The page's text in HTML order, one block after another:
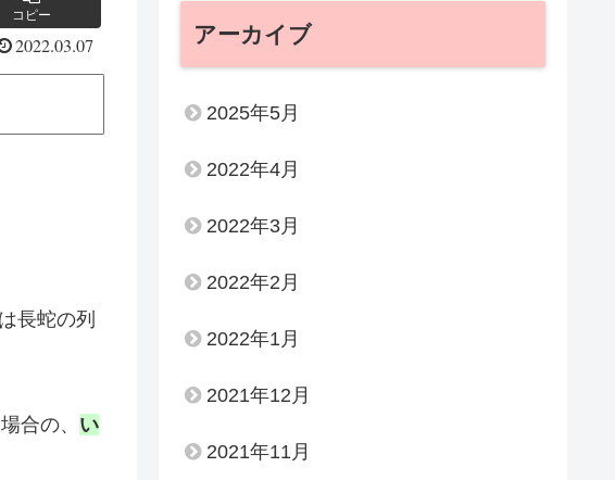
コピー
2022.03.07
長蛇の列
合の、 い
アーカイブ
2025年5月
2022年4月
2022年3月
2022年2月
2022年1月
2021年12月
2021年11月